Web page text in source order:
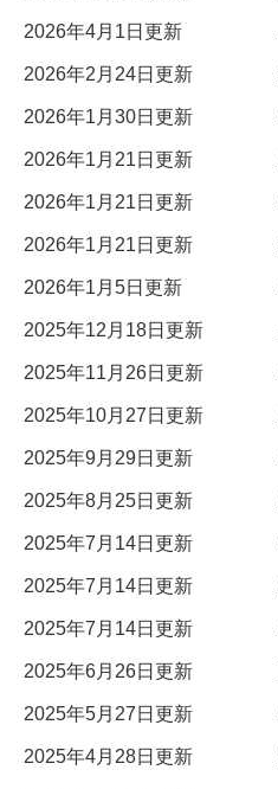
2026年4月1日更新
2026年2月24日更新
2026年1月30日更新
2026年1月21日更新
2026年1月21日更新
2026年1月21日更新
2026年1月5日更新
2025年12月18日更新
2025年11月26日更新
2025年10月27日更新
2025年9月29日更新
2025年8月25日更新
2025年7月14日更新
2025年7月14日更新
2025年7月14日更新
2025年6月26日更新
2025年5月27日更新
2025年4月28日更新